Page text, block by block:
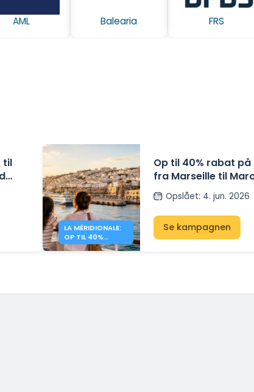
AML Balearia FRS
til
LA MÉRIDIONALE:
OP TIL 40%
RABAT TIL
Op til 40% rabat
fra Marseille til
Méridionale
Opslået: 4. jun. 2026
Se kampagnen